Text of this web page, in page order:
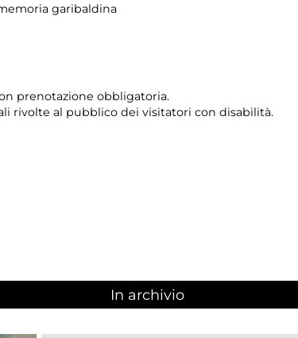
garibaldina
prenotazione obbligatoria.
rivolte al pubblico dei visitatori con disabilità.
In archivio